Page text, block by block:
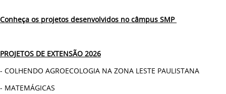
Conheça os projetos desenvolvidos no câmpus SMP
PROJETOS DE EXTENSÃO 2026
- COLHENDO AGROECOLOGIA NA ZONA LESTE PAULISTANA
- MATEMÁGICAS